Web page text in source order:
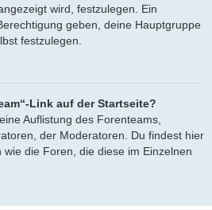
wird, festzulegen. Ein
geben, deine Hauptgruppe
festzulegen.
Link auf der Startseite?
Auflistung des Forenteams,
der Moderatoren. Du findest hier
die Foren, die diese im Einzelnen